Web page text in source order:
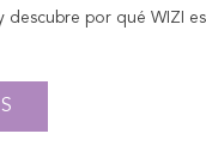
descubre por qué WIZI es